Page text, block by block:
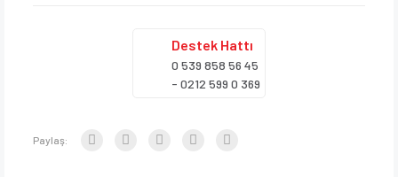
Destek Hattı
0 539 858 56 45
- 0212 599 0 369
Paylaş: